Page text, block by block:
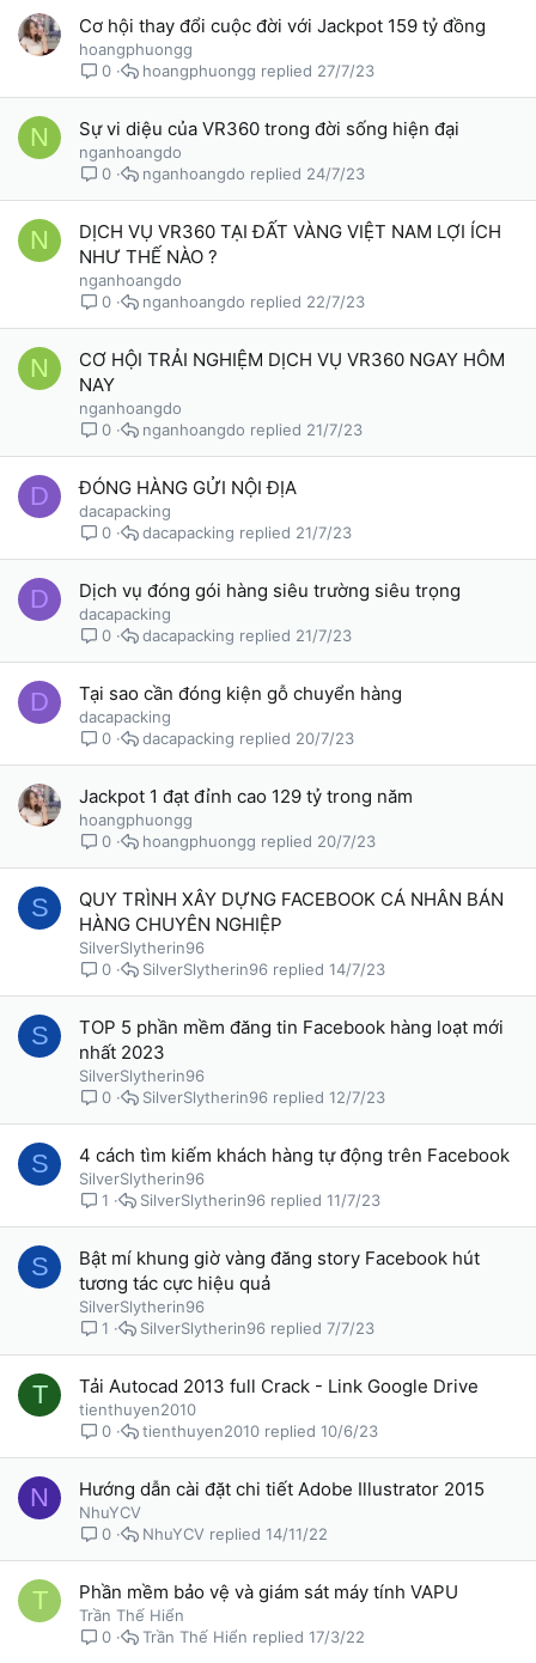
Cơ hội thay đổi cuộc đời với Jackpot 159 tỷ đồng
hoangphuongg
0
27/7/23
hoangphuongg
N Sự vi diệu của VR360 trong đời sống hiện đại
nganhoangdo
0
24/7/23
nganhoangdo
N
DỊCH VỤ VR360 TẠI ĐẤT VÀNG VIỆT NAM LỢI ÍCH
NHƯ THẾ NÀO ?
nganhoangdo
0
22/7/23
nganhoangdo
N
CƠ HỘI TRẢI NGHIỆM DỊCH VỤ VR360 NGAY HÔM
NAY
nganhoangdo
0
21/7/23
nganhoangdo
D ĐÓNG HÀNG GỬI NỘI ĐỊA
dacapacking
0
21/7/23
dacapacking
D Dịch vụ đóng gói hàng siêu trường siêu trọng
dacapacking
0
21/7/23
dacapacking
D Tại sao cần đóng kiện gỗ chuyển hàng
dacapacking
0
20/7/23
dacapacking
Jackpot 1 đạt đỉnh cao 129 tỷ trong năm
hoangphuongg
0
20/7/23
hoangphuongg
S
QUY TRÌNH XÂY DỰNG FACEBOOK CÁ NHÂN BÁN
HÀNG CHUYÊN NGHIỆP
SilverSlytherin96
0
14/7/23
SilverSlytherin96
S
TOP 5 phần mềm đăng tin Facebook hàng loạt mới
nhất 2023
SilverSlytherin96
0
12/7/23
SilverSlytherin96
S 4 cách tìm kiếm khách hàng tự động trên Facebook
SilverSlytherin96
1
11/7/23
SilverSlytherin96
S
Bật mí khung giờ vàng đăng story Facebook hút
tương tác cực hiệu quả
SilverSlytherin96
1
7/7/23
SilverSlytherin96
T Tải Autocad 2013 full Crack - Link Google Drive
tienthuyen2010
0
10/6/23
tienthuyen2010
N Hướng dẫn cài đặt chi tiết Adobe Illustrator 2015
NhuYCV
0
14/11/22
NhuYCV
T Phần mềm bảo vệ và giám sát máy tính VAPU
Trần Thế Hiển
0
17/3/22
Trần Thế Hiển